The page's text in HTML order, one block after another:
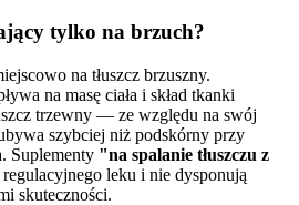
tylko na brzuch?
na tłuszcz brzuszny.
na masę ciała i skład tkanki
trzewny — ze względu na swój
szybciej niż podskórny przy
Suplementy "na spalanie tłuszczu z
regulacyjnego leku i nie dysponują
skuteczności.